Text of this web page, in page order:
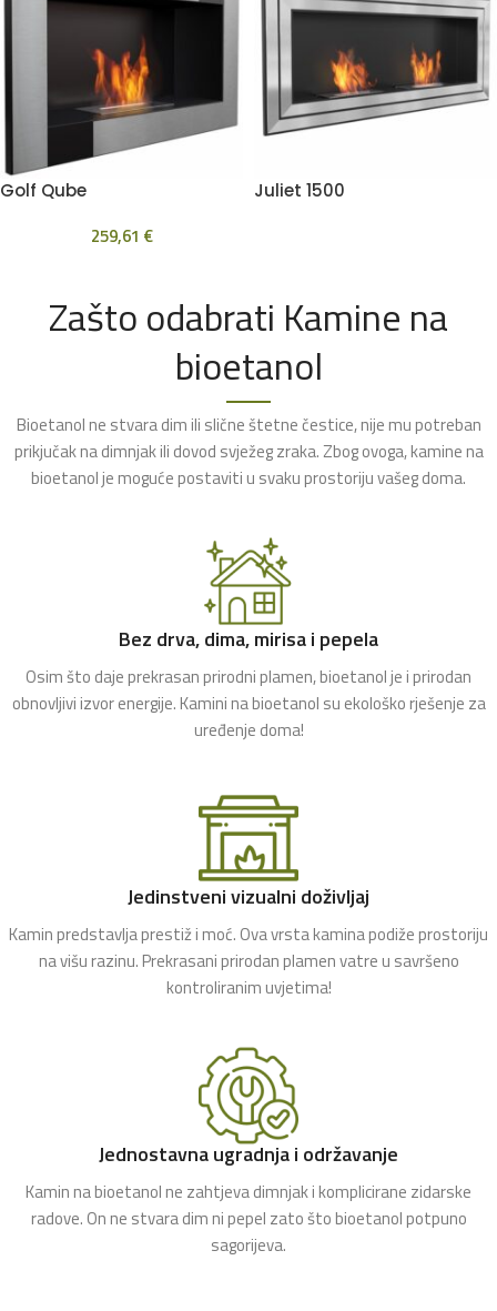
Golf Qube
259,61 €
Juliet 1500
Zašto odabrati Kamine na
bioetanol
Bioetanol ne stvara dim ili slične štetne čestice, nije mu potreban
prikjučak na dimnjak ili dovod svježeg zraka. Zbog ovoga, kamine na
bioetanol je moguće postaviti u svaku prostoriju vašeg doma.
Bez drva, dima, mirisa i pepela
Osim što daje prekrasan prirodni plamen, bioetanol je i prirodan
obnovljivi izvor energije. Kamini na bioetanol su ekološko rješenje za
uređenje doma!
Jedinstveni vizualni doživljaj
Kamin predstavlja prestiž i moć. Ova vrsta kamina podiže prostoriju
na višu razinu. Prekrasani prirodan plamen vatre u savršeno
kontroliranim uvjetima!
Jednostavna ugradnja i održavanje
Kamin na bioetanol ne zahtjeva dimnjak i komplicirane zidarske
radove. On ne stvara dim ni pepel zato što bioetanol potpuno
sagorijeva.